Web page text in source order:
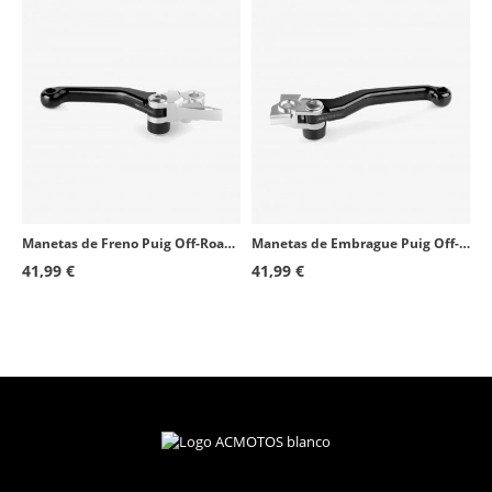
Manetas de Freno Puig Off-Road Negras
41,99 €
Manetas de Embrague Puig Off-Road Negras
41,99 €